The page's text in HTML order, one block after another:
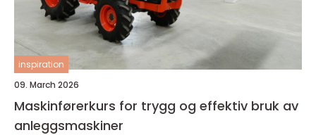
inspiration
09. March 2026
Maskinførerkurs for trygg og effektiv bruk av
anleggsmaskiner